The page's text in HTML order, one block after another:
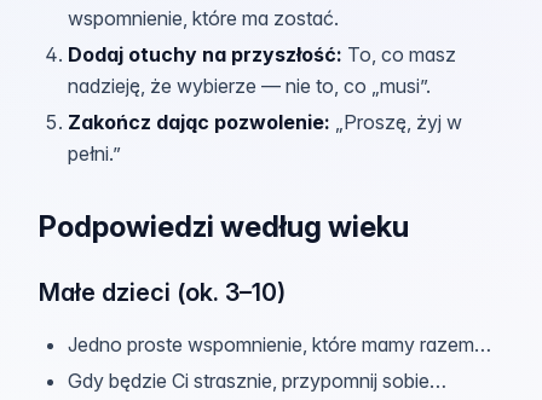
wspomnienie, które ma zostać.
Dodaj otuchy na przyszłość: To, co masz
nadzieję, że wybierze — nie to, co „musi”.
Zakończ dając pozwolenie: „Proszę, żyj w
pełni.”
Podpowiedzi według wieku
Małe dzieci (ok. 3–10)
Jedno proste wspomnienie, które mamy razem…
Gdy będzie Ci strasznie, przypomnij sobie…